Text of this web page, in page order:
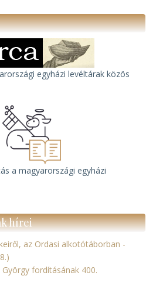
egyházi levéltárak közös
a magyarországi egyházi
hírei
az Ordasi alkotótáborban -
fordításának 400.